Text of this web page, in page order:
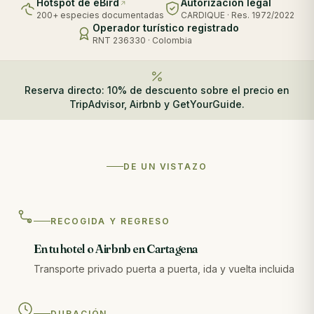
Hotspot de eBird
200+ especies documentadas
Autorización legal
CARDIQUE · Res. 1972/2022
Operador turístico registrado
RNT 236330 · Colombia
Reserva directo: 10% de descuento sobre el precio en
TripAdvisor, Airbnb y GetYourGuide.
DE UN VISTAZO
RECOGIDA Y REGRESO
En tu hotel o Airbnb en Cartagena
Transporte privado puerta a puerta, ida y vuelta incluida